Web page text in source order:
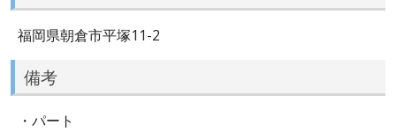
福岡県朝倉市平塚11-2
備考
・パート